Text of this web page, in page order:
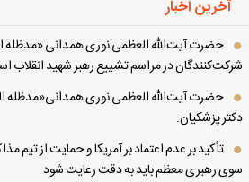
آخرین اخبار
حضرت آیت‌الله العظمی نوری همدانی «مدظله
در مراسم تشییع رهبر شهید انقلاب
حضرت آیت‌الله العظمی نوری همدانی«مدظله
پزشکیان:
تأکید بر عدم اعتماد بر آمریکا و حمایت از تیم
رهبری معظم باید به دقت رعایت شود